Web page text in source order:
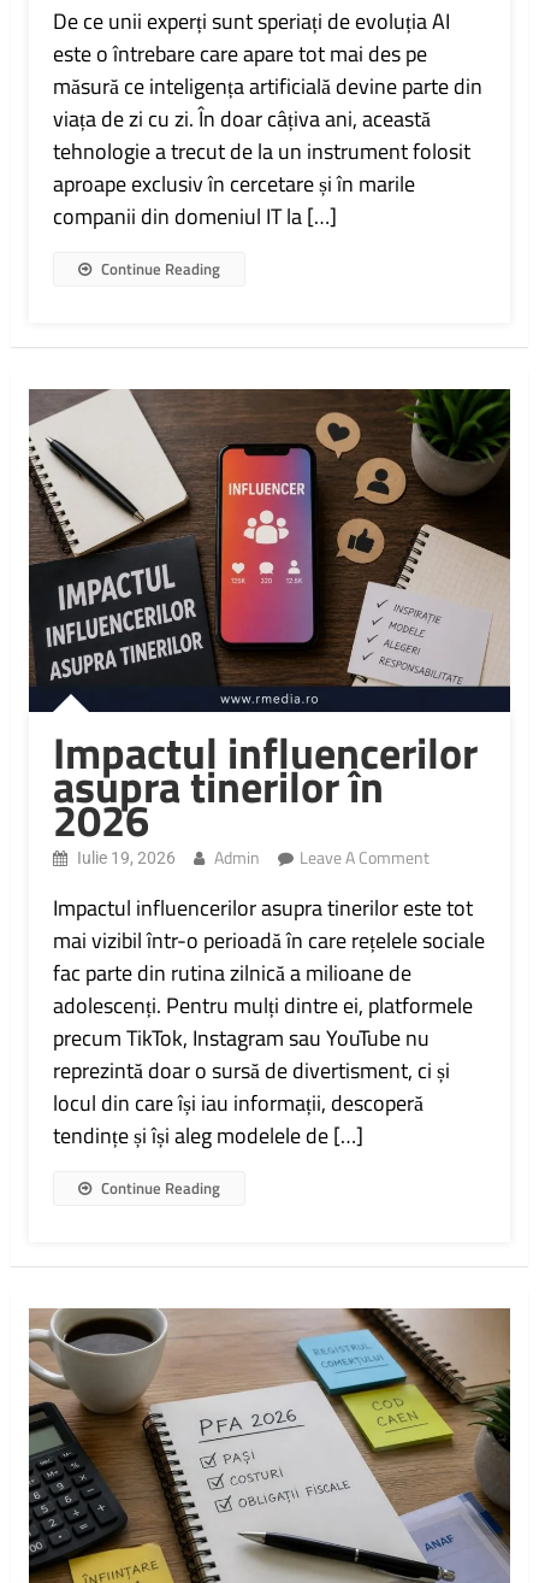
Ce
Unii
Sunt
De
Evoluția
De ce unii experți sunt speriați de evoluția AI
este o întrebare care apare tot mai des pe
măsură ce inteligența artificială devine parte din
viața de zi cu zi. În doar câțiva ani, această
tehnologie a trecut de la un instrument folosit
aproape exclusiv în cercetare și în marile
companii din domeniul IT la […]
Continue Reading
Impactul influencerilor
asupra tinerilor în
2026
Iulie 19, 2026 Admin Leave A CommentOn
Influencerilor
Asupra
Tinerilor
Impactul influencerilor asupra tinerilor este tot
mai vizibil într-o perioadă în care rețelele sociale
fac parte din rutina zilnică a milioane de
adolescenți. Pentru mulți dintre ei, platformele
precum TikTok, Instagram sau YouTube nu
reprezintă doar o sursă de divertisment, ci și
locul din care își iau informații, descoperă
tendințe și își aleg modelele de […]
Continue Reading